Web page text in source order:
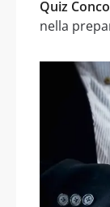
Quiz
nella